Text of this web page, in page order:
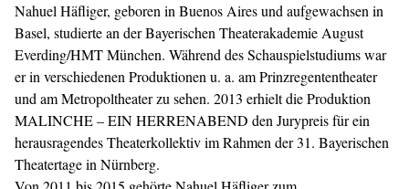
Nahuel Häfliger, geboren in Buenos Aires und aufgewachsen in
Basel, studierte an der Bayerischen Theaterakademie August
Everding/HMT München. Während des Schauspielstudiums war
er in verschiedenen Produktionen u. a. am Prinzregententheater
und am Metropoltheater zu sehen. 2013 erhielt die Produktion
MALINCHE – EIN HERRENABEND den Jurypreis für ein
herausragendes Theaterkollektiv im Rahmen der 31. Bayerischen
Theatertage in Nürnberg.